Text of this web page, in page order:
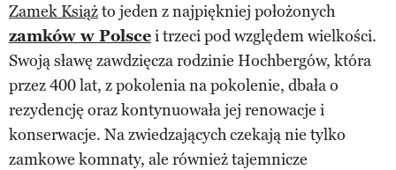
Zamek Książto jeden z najpiękniej położonych
zamków w Polscei trzeci pod względem wielkości.
Swoją sławę zawdzięcza rodzinie Hochbergów, która
przez 400 lat, z pokolenia na pokolenie, dbała o
rezydencję oraz kontynuowała jej renowacje i
konserwacje. Na zwiedzających czekają nie tylko
zamkowe komnaty, ale również tajemnicze